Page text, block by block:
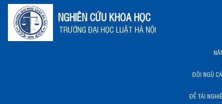
NGHIÊN CỨU KHOA HỌC
TRƯỜNG ĐẠI HỌC LUẬT HÀ NỘI
ĐỘI NGŨ
ĐỀ TÀI